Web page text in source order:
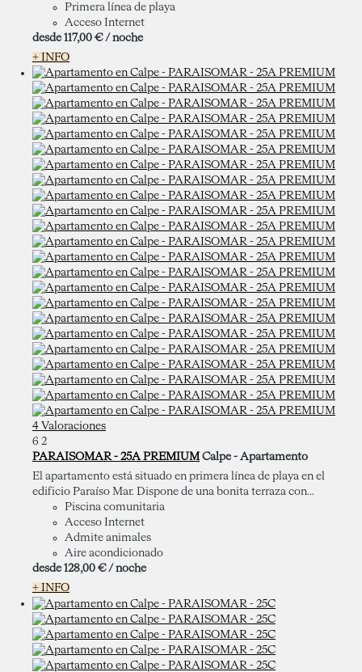
Primera línea de playa
Acceso Internet
desde 117,00 € / noche
+ INFO
4 Valoraciones
6 2
PARAISOMAR - 25A PREMIUM Calpe - Apartamento
El apartamento está situado en primera línea de playa en el
edificio Paraíso Mar. Dispone de una bonita terraza con...
Piscina comunitaria
Acceso Internet
Admite animales
Aire acondicionado
desde 128,00 € / noche
+ INFO